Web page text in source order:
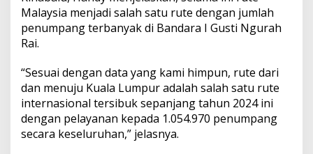
Malaysia menjadi salah satu rute dengan jumlah
penumpang terbanyak di Bandara I Gusti Ngurah
Rai.
“Sesuai dengan data yang kami himpun, rute dari
dan menuju Kuala Lumpur adalah salah satu rute
internasional tersibuk sepanjang tahun 2024 ini
dengan pelayanan kepada 1.054.970 penumpang
secara keseluruhan,” jelasnya.